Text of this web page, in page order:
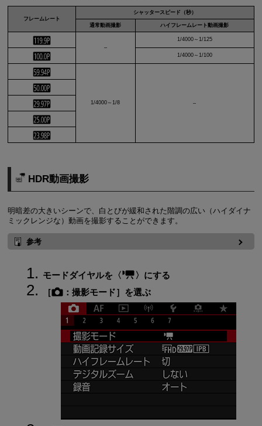
フレームレート
シャッタースピード（秒）
通常動画撮影 ハイフレームレート動画撮影
–
1/4000～1/125
1/4000～1/100
1/4000～1/8 –
HDR動画撮影
明暗差の大きいシーンで、白とびが緩和された階調の広い（ハイダイナ
ミックレンジな）動画を撮影することができます。
参考
モードダイヤルを
にする
［
： 撮影モード］を選ぶ